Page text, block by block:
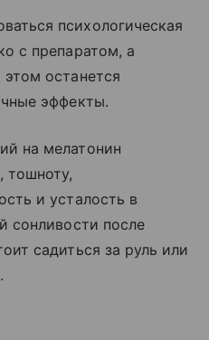
психологическая
с препаратом, а
останется
эффекты.
на мелатонин
тошноту,
и усталость в
сонливости после
садиться за руль или